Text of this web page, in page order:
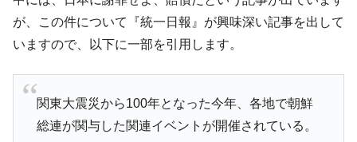
『Money1』
韓国型イージス搭載の次世代駆逐艦
「KDDX」1番艦、2032年竣工と公示
『Money1』
【対日本円】ウォン安が急進！ 日米の協調
『Money1』
は韓国で『BYD』車は売れている。6カ月で対前年同期比
1.9倍！
が、この件について『統一日報』が興味深い記事を出して
いますので、以下に一部を引用します。
関東大震災から100年となった今年、各地で朝鮮
総連が関与した関連イベントが開催されている。